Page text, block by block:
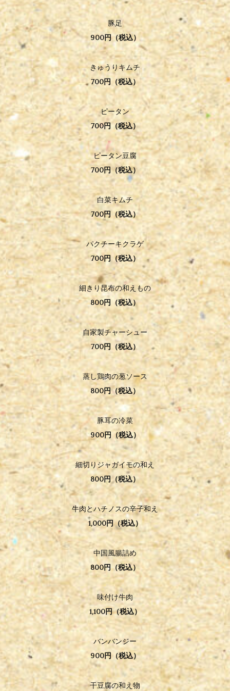
豚足
900円（税込）
きゅうりキムチ
700円（税込）
ピータン
700円（税込）
ピータン豆腐
700円（税込）
白菜キムチ
700円（税込）
パクチーキクラゲ
700円（税込）
細きり昆布の和えもの
800円（税込）
自家製チャーシュー
700円（税込）
蒸し鶏肉の葱ソース
800円（税込）
豚耳の冷菜
900円（税込）
細切りジャガイモの和え
800円（税込）
牛肉とハチノスの辛子和え
1,000円（税込）
中国風腸詰め
800円（税込）
味付け牛肉
1,100円（税込）
バンバンジー
900円（税込）
干豆腐の和え物